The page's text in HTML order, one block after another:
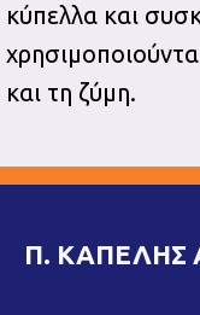
κύπελλα και
και τη ζύμη.
Π. ΚΑΠΕΛΗΣ